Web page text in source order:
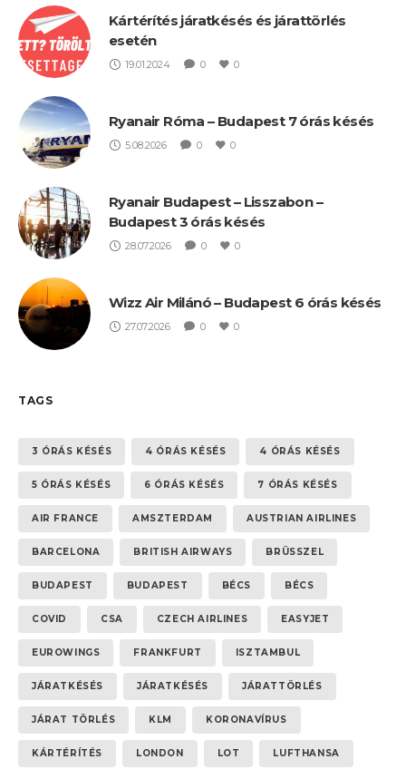
Kártérítés járatkésés és járattörlés
esetén
19.01.2024 0 0
Ryanair Róma – Budapest 7 órás késés
5.08.2026 0 0
Ryanair Budapest – Lisszabon –
Budapest 3 órás késés
28.07.2026 0 0
Wizz Air Milánó – Budapest 6 órás késés
27.07.2026 0 0
TAGS
3 ÓRÁS KÉSÉS 4 ÓRÁS KÉSÉS 4 ÓRÁS KÉSÉS
5 ÓRÁS KÉSÉS 6 ÓRÁS KÉSÉS 7 ÓRÁS KÉSÉS
AIR FRANCE AMSZTERDAM AUSTRIAN AIRLINES
BARCELONA BRITISH AIRWAYS BRÜSSZEL
BUDAPEST BUDAPEST BÉCS BÉCS
COVID CSA CZECH AIRLINES EASYJET
EUROWINGS FRANKFURT ISZTAMBUL
JÁRATKÉSÉS JÁRATKÉSÉS JÁRATTÖRLÉS
JÁRAT TÖRLÉS KLM KORONAVÍRUS
KÁRTÉRÍTÉS LONDON LOT LUFTHANSA